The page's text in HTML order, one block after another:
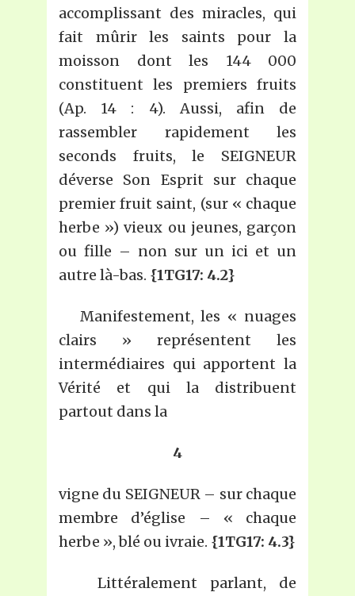
accomplissant des miracles, qui
fait mûrir les saints pour la
moisson dont les 144 000
constituent les premiers fruits
(Ap. 14 : 4). Aussi, afin de
rassembler rapidement les
seconds fruits, le SEIGNEUR
déverse Son Esprit sur chaque
premier fruit saint, (sur « chaque
herbe ») vieux ou jeunes, garçon
ou fille – non sur un ici et un
autre là-bas. {1TG17: 4.2}
Manifestement, les « nuages
clairs » représentent les
intermédiaires qui apportent la
Vérité et qui la distribuent
partout dans la
4
vigne du SEIGNEUR – sur chaque
membre d’église – « chaque
herbe », blé ou ivraie. {1TG17: 4.3}
Littéralement parlant, de